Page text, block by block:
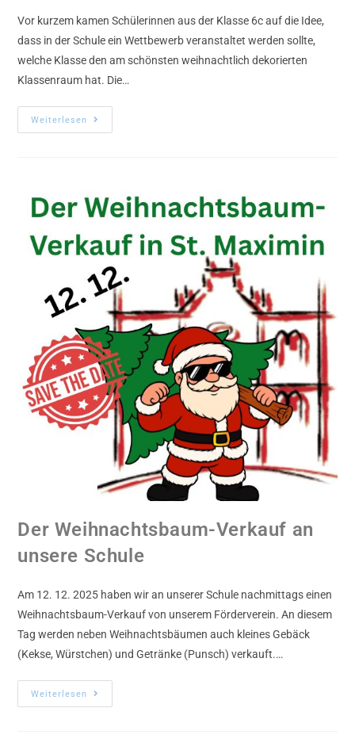
Vor kurzem kamen Schülerinnen aus der Klasse 6c auf die Idee,
dass in der Schule ein Wettbewerb veranstaltet werden sollte,
welche Klasse den am schönsten weihnachtlich dekorierten
Klassenraum hat. Die…
Weiterlesen
Der Weihnachtsbaum-Verkauf an
unsere Schule
Am 12. 12. 2025 haben wir an unserer Schule nachmittags einen
Weihnachtsbaum-Verkauf von unserem Förderverein. An diesem
Tag werden neben Weihnachtsbäumen auch kleines Gebäck
(Kekse, Würstchen) und Getränke (Punsch) verkauft.…
Weiterlesen